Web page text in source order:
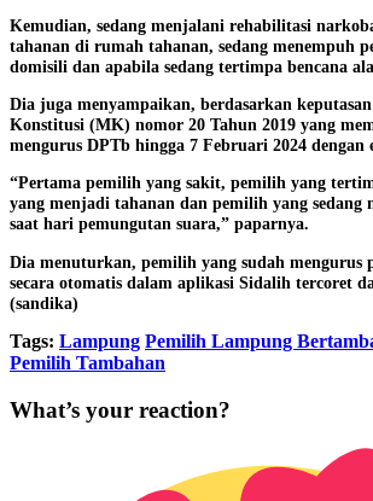
Kemudian, sedang menjalani rehabilitasi
tahanan di rumah tahanan, sedang menempuh
domisili dan apabila sedang tertimpa bencana
Dia juga menyampaikan, berdasarkan
Konstitusi (MK) nomor 20 Tahun 2019 yang
mengurus DPTb hingga 7 Februari 2024 dengan
“Pertama pemilih yang sakit, pemilih yang
yang menjadi tahanan dan pemilih yang sedang
saat hari pemungutan suara,” paparnya.
Dia menuturkan, pemilih yang sudah mengurus
secara otomatis dalam aplikasi Sidalih tercoret
(sandika)
Tags: Lampung Pemilih Lampung
Pemilih Tambahan
What’s your reaction?